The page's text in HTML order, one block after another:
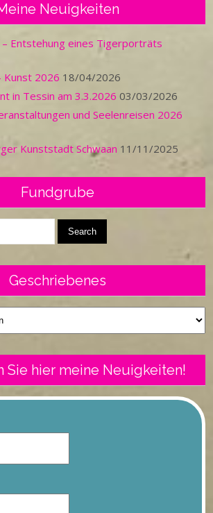
Neuigkeiten
– Entstehung eines Tigerporträts
Kunst 2026 18/04/2026
in Tessin am 3.3.2026 03/03/2026
und Seelenreisen 2026
Kunststadt Schwaan 11/11/2025
Fundgrube
Geschriebenes
Sie hier meine Neuigkeiten!